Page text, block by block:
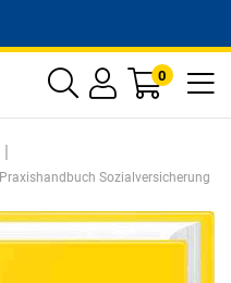
0
|
Praxishandbuch Sozialversicherung